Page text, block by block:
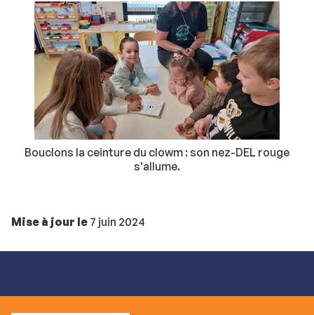
Bouclons la ceinture du clowm : son nez-DEL rouge
s'allume.
Mise à jour le 7 juin 2024